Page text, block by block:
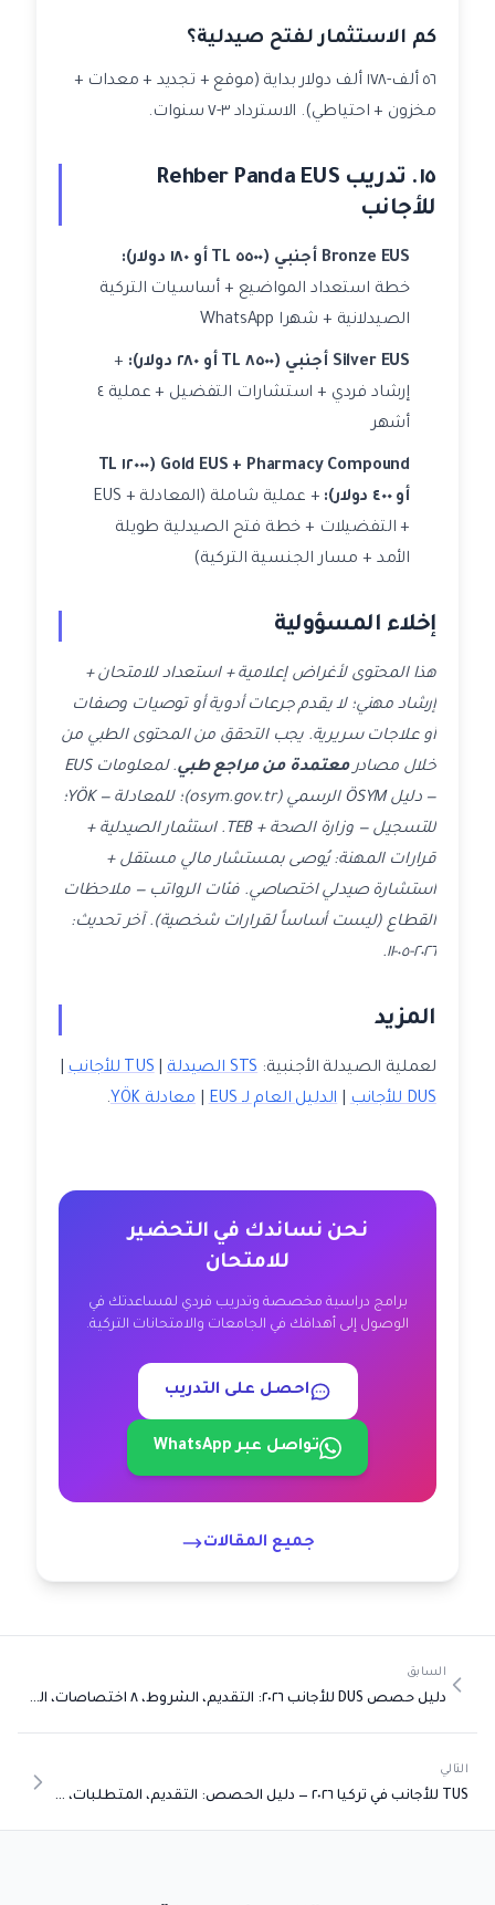
كم الاستثمار لفتح صيدلية؟
٥٦ ألف-١٧٨ ألف دولار بداية (موقع + تجديد + معدات +
مخزون + احتياطي). الاسترداد ٣-٧ سنوات.
١٥. تدريب Rehber Panda EUS
للأجانب
Bronze EUS أجنبي (٥٥٠٠ TL أو ١٨٠ دولار):
خطة استعداد المواضيع + أساسيات التركية
الصيدلانية + شهرا WhatsApp
Silver EUS أجنبي (٨٥٠٠ TL أو ٢٨٠ دولار):
+
إرشاد فردي + استشارات التفضيل + عملية ٤
أشهر
Gold EUS + Pharmacy Compound (١٢٠٠٠ TL
أو ٤٠٠ دولار):
+ عملية شاملة (المعادلة + EUS
+ التفضيلات + خطة فتح الصيدلية طويلة
الأمد + مسار الجنسية التركية)
إخلاء المسؤولية
هذا المحتوى لأغراض إعلامية + استعداد للامتحان +
إرشاد مهني؛ لا يقدم جرعات أدوية أو توصيات وصفات
أو علاجات سريرية. يجب التحقق من المحتوى الطبي من
خلال مصادرمعتمدة من مراجع طبي
. لمعلومات EUS
— دليل ÖSYM الرسمي (osym.gov.tr)؛ للمعادلة — YÖK؛
للتسجيل — وزارة الصحة + TEB. استثمار الصيدلية +
قرارات المهنة: يُوصى بمستشار مالي مستقل +
استشارة صيدلي اختصاصي. فئات الرواتب — ملاحظات
القطاع (ليست أساساً لقرارات شخصية). آخر تحديث:
٢٠٢٦-٠٥-١١.
المزيد
لعملية الصيدلة الأجنبية: STS الصيدلة |TUS للأجانب
|
DUS للأجانب
الدليل العام لـ EUS معادلة YÖK .
نحن نساندك في التحضير
للامتحان
برامج دراسية مخصصة وتدريب فردي لمساعدتك في
الوصول إلى أهدافك في الجامعات والامتحانات التركية.
احصل على التدريب
تواصل عبر WhatsApp
جميع المقالات
السابق
دليل حصص DUS للأجانب ٢٠٢٦: التقديم، الشروط، ٨ اختصاصات، الراتب
التالي
TUS للأجانب في تركيا ٢٠٢٦ — دليل الحصص: التقديم، المتطلبات، قائمة الجامعات، مسار التخصص